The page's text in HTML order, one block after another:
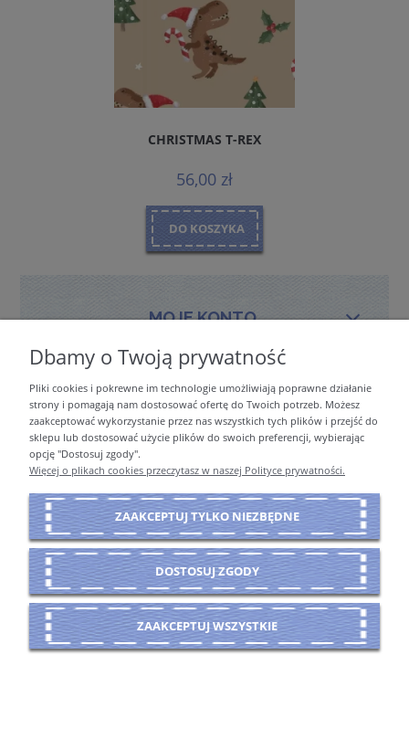
CHRISTMAS T-REX
56,00 zł
DO KOSZYKA
MOJE KONTO
PŁATNOŚCI I DOSTAWA
INFORMACJE
O NAS
POKAŻ PEŁNĄ WERSJĘ STRONY
Sklep internetowy Shoper Premium
Dbamy o Twoją prywatność
Pliki cookies i pokrewne im technologie umożliwiają poprawne działanie
strony i pomagają nam dostosować ofertę do Twoich potrzeb. Możesz
zaakceptować wykorzystanie przez nas wszystkich tych plików i przejść do
sklepu lub dostosować użycie plików do swoich preferencji, wybierając
opcję "Dostosuj zgody".
Więcej o plikach cookies przeczytasz w naszej Polityce prywatności.
ZAAKCEPTUJ TYLKO NIEZBĘDNE
DOSTOSUJ ZGODY
ZAAKCEPTUJ WSZYSTKIE